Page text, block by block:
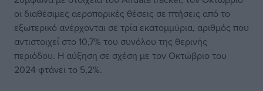
οι διαθέσιμες αεροπορικές θέσεις σε πτήσεις από το
εξωτερικό ανέρχονται σε τρία εκατομμύρια, αριθμός που
αντιστοιχεί στο 10,7% του συνόλου της θερινής
περιόδου. Η αύξηση σε σχέση με τον Οκτώβριο του
2024 φτάνει το 5,2%.